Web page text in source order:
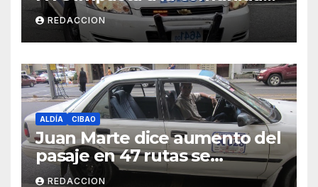
dominicana
REDACCION
ALDÍA CIBAO
Juan Marte dice aumento del
pasaje en 47 rutas se
mantiene
REDACCION